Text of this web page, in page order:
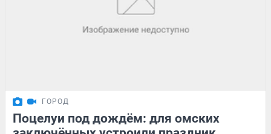
ГОРОД
Поцелуи под дождём: для омских